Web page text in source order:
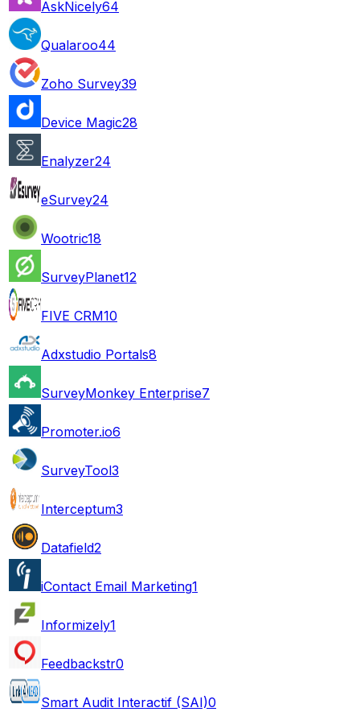
AskNicely64
Qualaroo44
Zoho Survey39
Device Magic28
Enalyzer24
eSurvey24
Wootric18
SurveyPlanet12
FIVE CRM10
Adxstudio Portals8
SurveyMonkey Enterprise7
Promoter.io6
SurveyTool3
Interceptum3
Datafield2
iContact Email Marketing1
Informizely1
Feedbackstr0
Smart Audit Interactif (SAI)0